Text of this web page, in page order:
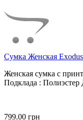
Сумка Женская
Женская сумка с
Подклада : Полиэстер
799.00 грн